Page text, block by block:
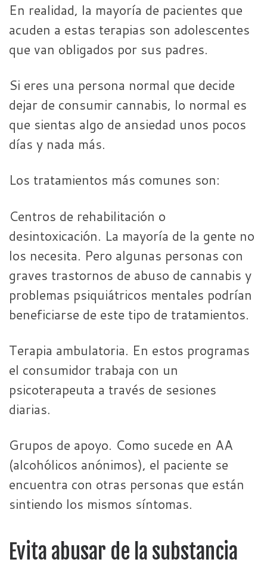
En realidad, la mayoría de pacientes que
acuden a estas terapias son adolescentes
que van obligados por sus padres.
Si eres una persona normal que decide
dejar de consumir cannabis, lo normal es
que sientas algo de ansiedad unos pocos
días y nada más.
Los tratamientos más comunes son:
Centros de rehabilitación o
desintoxicación. La mayoría de la gente no
los necesita. Pero algunas personas con
graves trastornos de abuso de cannabis y
problemas psiquiátricos mentales podrían
beneficiarse de este tipo de tratamientos.
Terapia ambulatoria. En estos programas
el consumidor trabaja con un
psicoterapeuta a través de sesiones
diarias.
Grupos de apoyo. Como sucede en AA
(alcohólicos anónimos), el paciente se
encuentra con otras personas que están
sintiendo los mismos síntomas.
Evita abusar de la substancia